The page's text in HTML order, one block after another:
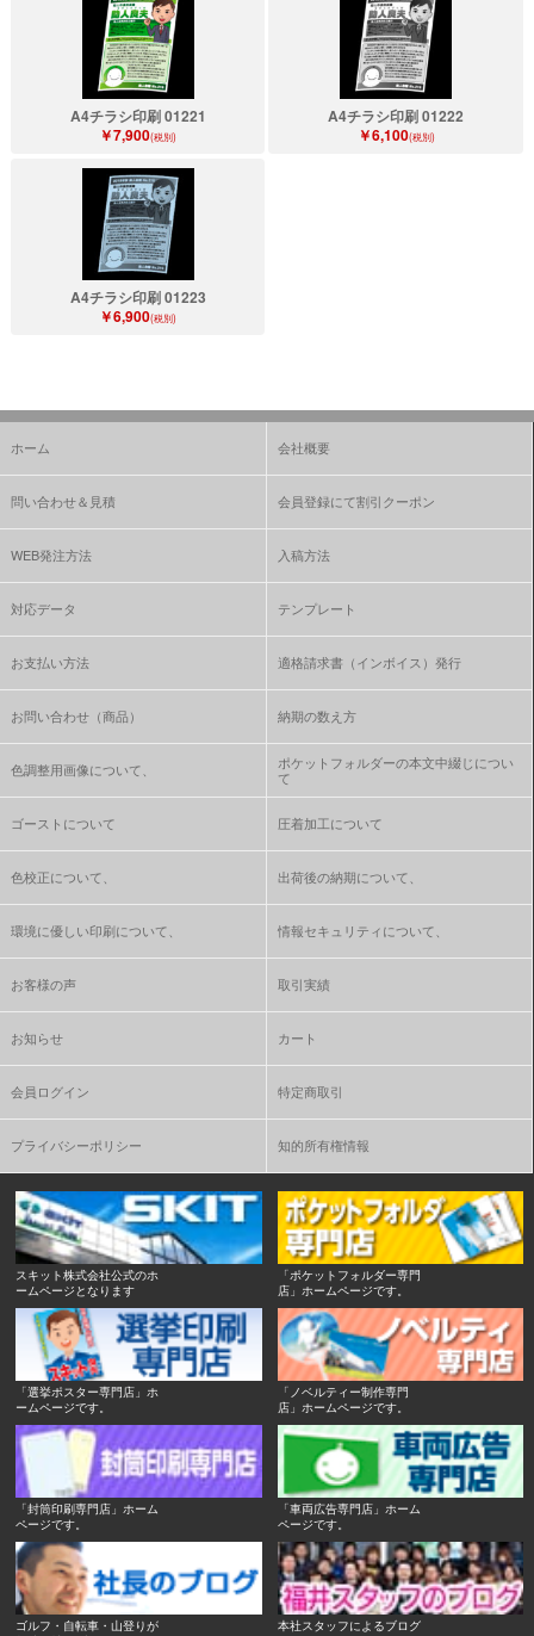
A4チラシ印刷 01221
￥7,900(税別)
A4チラシ印刷 01222
￥6,100(税別)
A4チラシ印刷 01223
￥6,900(税別)
ホーム 会社概要
問い合わせ＆見積 会員登録にて割引クーポン
WEB発注方法 入稿方法
対応データ テンプレート
お支払い方法 適格請求書（インボイス）発行
お問い合わせ（商品） 納期の数え方
色調整用画像について、
ポケットフォルダーの本文中綴じについ
て
ゴーストについて 圧着加工について
色校正について、 出荷後の納期について、
環境に優しい印刷について、 情報セキュリティについて、
お客様の声 取引実績
お知らせ カート
会員ログイン 特定商取引
プライバシーポリシー 知的所有権情報
スキット株式会社公式のホ
ームページとなります
「ポケットフォルダー専門
店」ホームページです。
「選挙ポスター専門店」ホ
ームページです。
「ノベルティー制作専門
店」ホームページです。
「封筒印刷専門店」ホーム
ページです。
「車両広告専門店」ホーム
ページです。
ゴルフ・自転車・山登りが
本社スタッフによるブログ